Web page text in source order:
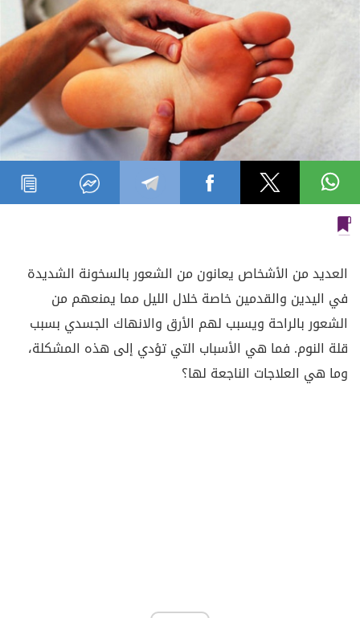
العديد من الأشخاص يعانون من الشعور بالسخونة الشديدة
في اليدين والقدمين خاصة خلال الليل مما يمنعهم من
الشعور بالراحة ويسبب لهم الأرق والانهاك الجسدي بسبب
قلة النوم. فما هي الأسباب التي تؤدي إلى هذه المشكلة،
وما هي العلاجات الناجعة لها؟